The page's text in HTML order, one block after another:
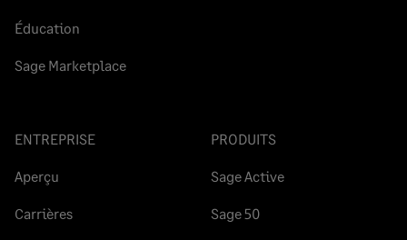
Éducation
Sage Marketplace
ENTREPRISE
Aperçu
Carrières
PRODUITS
Sage Active
Sage 50